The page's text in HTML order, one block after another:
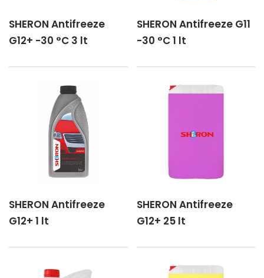
SHERON Antifreeze
G12+ -30 °C 3 lt
SHERON Antifreeze G11
-30 °C 1 lt
SHERON Antifreeze
G12+ 1 lt
SHERON Antifreeze
G12+ 25 lt